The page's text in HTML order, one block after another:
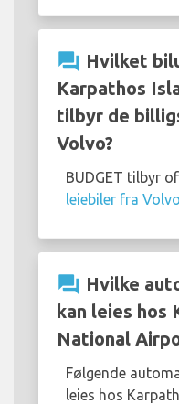
question_answer Hvilket
Karpathos
tilbyr de
Volvo?
BUDGET tilbyr
leiebiler fra Volvo
question_answer Hvilke
kan leies hos
National
Følgende
leies hos